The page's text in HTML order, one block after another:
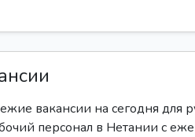
вакансии на сегодня для
персонал в Нетании с